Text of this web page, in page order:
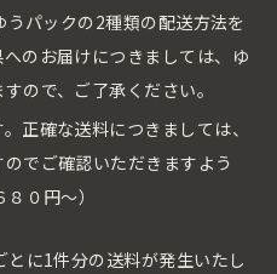
うパックの2種類の配送方法を
のお届けにつきましては、ゆ
ので、ご了承ください。
正確な送料につきましては、
でご確認いただきますよう
０円〜）
に1件分の送料が発生いたし